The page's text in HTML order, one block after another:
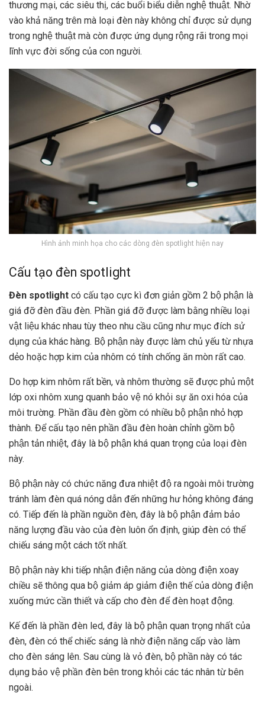
thương mại, các siêu thị, các buổi biểu diễn nghệ thuật. Nhờ
vào khả năng trên mà loại đèn này không chỉ được sử dụng
trong nghệ thuật mà còn được ứng dụng rộng rãi trong mọi
lĩnh vực đời sống của con người.
Hình ảnh minh họa cho các dòng đèn spotlight hiện nay
Cấu tạo đèn spotlight
Đèn spotlight có cấu tạo cực kì đơn giản gồm 2 bộ phận là
giá đỡ đèn đầu đèn. Phần giá đỡ được làm bằng nhiều loại
vật liệu khác nhau tùy theo nhu cầu cũng như mục đích sử
dụng của khác hàng. Bộ phận này được làm chủ yếu từ nhựa
dẻo hoặc hợp kim của nhôm có tính chống ăn mòn rất cao.
Do hợp kim nhôm rất bền, và nhôm thường sẽ được phủ một
lớp oxi nhôm xung quanh bảo vệ nó khỏi sự ăn oxi hóa của
môi trường. Phần đầu đèn gồm có nhiều bộ phận nhỏ hợp
thành. Để cấu tạo nên phần đầu đèn hoàn chỉnh gồm bộ
phận tản nhiệt, đây là bộ phận khá quan trọng của loại đèn
này.
Bộ phận này có chức năng đưa nhiệt độ ra ngoài môi trường
tránh làm đèn quá nóng dẫn đến những hư hỏng không đáng
có. Tiếp đến là phần nguồn đèn, đây là bộ phận đảm bảo
năng lượng đầu vào của đèn luôn ổn định, giúp đèn có thể
chiếu sáng một cách tốt nhất.
Bộ phận này khi tiếp nhận điện năng của dòng điện xoay
chiều sẽ thông qua bộ giảm áp giảm điện thế của dòng điện
xuống mức cần thiết và cấp cho đèn để đèn hoạt động.
Kế đến là phần đèn led, đây là bộ phận quan trọng nhất của
đèn, đèn có thể chiếc sáng là nhờ điện năng cấp vào làm
cho đèn sáng lên. Sau cùng là vỏ đèn, bộ phần này có tác
dụng bảo vệ phần đèn bên trong khỏi các tác nhân từ bên
ngoài.